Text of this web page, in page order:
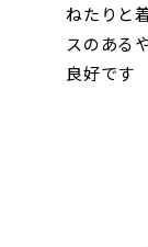
ねたりと
スのある
良好です